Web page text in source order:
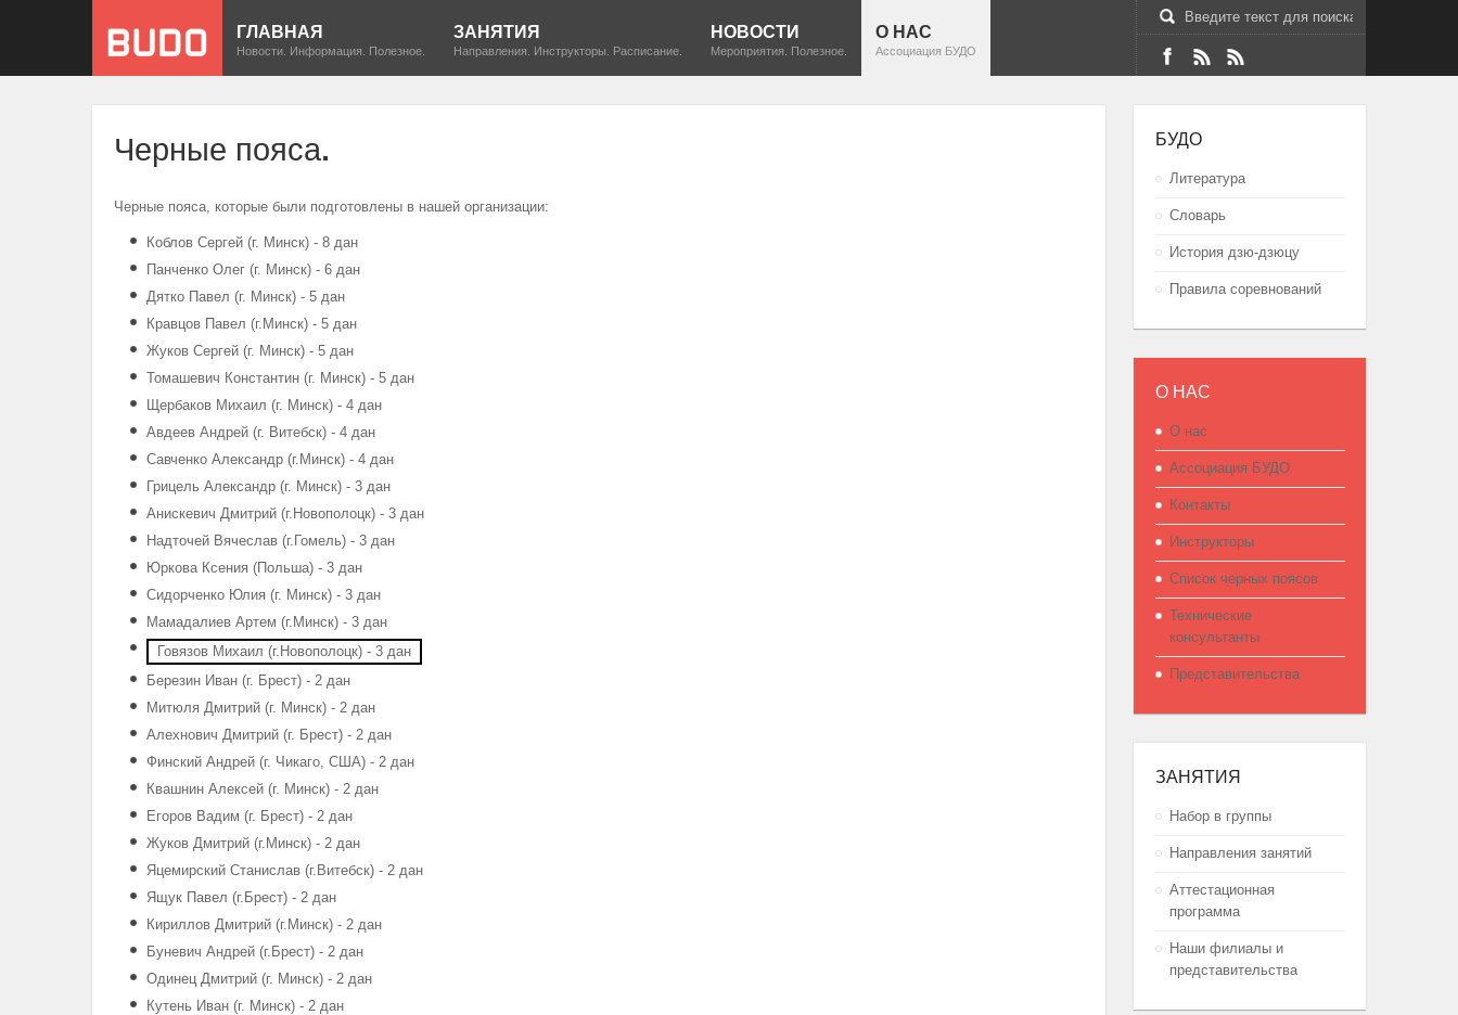
ГЛАВНАЯ
Новости. Информация. Полезное.
ЗАНЯТИЯ
Направления. Инструкторы. Расписание.
НОВОСТИ
Мероприятия. Полезное.
О НАС
Ассоциация БУДО
Черные пояса.
Черные пояса, которые были подготовлены в нашей организации:
Коблов Сергей (г. Минск) - 8 дан
Панченко Олег (г. Минск) - 6 дан
Дятко Павел (г. Минск) - 5 дан
Кравцов Павел (г.Минск) - 5 дан
Жуков Сергей (г. Минск) - 5 дан
Томашевич Константин (г. Минск) - 5 дан
Щербаков Михаил (г. Минск) - 4 дан
Авдеев Андрей (г. Витебск) - 4 дан
Савченко Александр (г.Минск) - 4 дан
Грицель Александр (г. Минск) - 3 дан
Анискевич Дмитрий (г.Новополоцк) - 3 дан
Надточей Вячеслав (г.Гомель) - 3 дан
Юркова Ксения (Польша) - 3 дан
Сидорченко Юлия (г. Минск) - 3 дан
Мамадалиев Артем (г.Минск) - 3 дан
Говязов Михаил (г.Новополоцк) - 3 дан
Березин Иван (г. Брест) - 2 дан
Митюля Дмитрий (г. Минск) - 2 дан
Алехнович Дмитрий (г. Брест) - 2 дан
Финский Андрей (г. Чикаго, США) - 2 дан
Квашнин Алексей (г. Минск) - 2 дан
Егоров Вадим (г. Брест) - 2 дан
Жуков Дмитрий (г.Минск) - 2 дан
Яцемирский Станислав (г.Витебск) - 2 дан
Ящук Павел (г.Брест) - 2 дан
Кириллов Дмитрий (г.Минск) - 2 дан
Буневич Андрей (г.Брест) - 2 дан
Одинец Дмитрий (г. Минск) - 2 дан
Кутень Иван (г. Минск) - 2 дан
БУДО
Литература
Словарь
История дзю-дзюцу
Правила соревнований
О НАС
О нас
Ассоциация БУДО
Контакты
Инструкторы
Список черных поясов
Технические
консультанты
Представительства
ЗАНЯТИЯ
Набор в группы
Направления занятий
Аттестационная
программа
Наши филиалы и
представительства